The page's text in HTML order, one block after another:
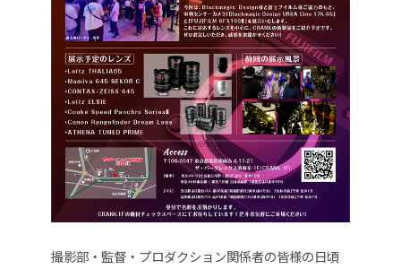
撮影部・監督・プロダクション関係者の皆様の日頃